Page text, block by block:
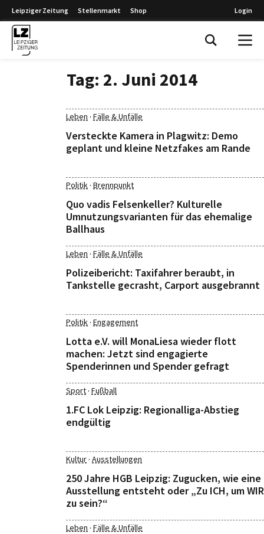
Leipziger Zeitung Stellenmarkt Shop Login
Tag: 2. Juni 2014
Leben · Fälle & Unfälle
Versteckte Kamera in Plagwitz: Demo
geplant und kleine Netzfakes am Rande
Politik· Brennpunkt
Quo vadis Felsenkeller? Kulturelle
Umnutzungsvarianten für das ehemalige
Ballhaus
Leben · Fälle & Unfälle
Polizeibericht: Taxifahrer beraubt, in
Tankstelle gecrasht, Carport ausgebrannt
Politik· Engagement
Lotta e.V. will MonaLiesa wieder flott
machen: Jetzt sind engagierte
Spenderinnen und Spender gefragt
Sport· Fußball
1.FC Lok Leipzig: Regionalliga-Abstieg
endgültig
Kultur· Ausstellungen
250 Jahre HGB Leipzig: Zugucken, wie eine
Ausstellung entsteht oder „Zu ICH, um WIR
zu sein?“
Leben · Fälle & Unfälle